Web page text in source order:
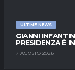
ULTIME NEWS
GIANNI
PRESIDENZA È
7 AGOSTO 2026